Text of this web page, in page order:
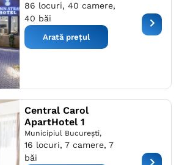
86 locuri, 40 camere,
40 băi
Arată prețul
Central Carol
ApartHotel 1
Municipiul București,
16 locuri, 7 camere, 7
băi